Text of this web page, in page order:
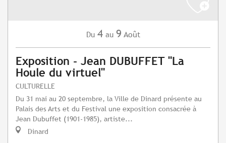
Du 4 au 9 Août
Exposition - Jean DUBUFFET "La
Houle du virtuel"
CULTURELLE
Du 31 mai au 20 septembre, la Ville de Dinard présente au
Palais des Arts et du Festival une exposition consacrée à
Jean Dubuffet (1901-1985), artiste...
Dinard